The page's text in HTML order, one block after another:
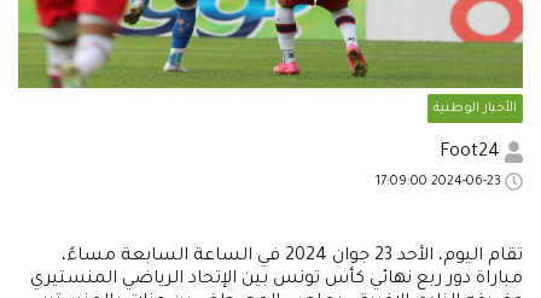
الأخبار الوطنية
تقام اليوم، الأحد 23 جوان 2024 في الساعة السابعة مساءً،
مباراة دور ربع نهائي كأس تونس بين الإتحاد الرياضي المنستيري